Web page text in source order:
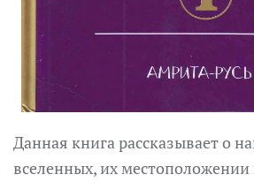
Данная книга рассказывает о
вселенных, их